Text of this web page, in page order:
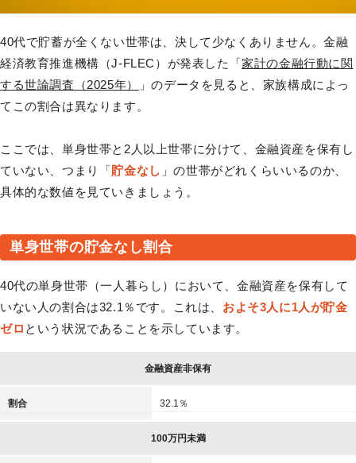
40代で貯蓄が全くない世帯は、決して少なくありません。金融
経済教育推進機構（J-FLEC）が発表した「家計の金融行動に関
する世論調査（2025年）
」のデータを見ると、家族構成によっ
てこの割合は異なります。
ここでは、単身世帯と2人以上世帯に分けて、金融資産を保有し
ていない、つまり「貯金なし 」の世帯がどれくらいいるのか、
具体的な数値を見ていきましょう。
単身世帯の貯金なし割合
40代の単身世帯（一人暮らし）において、金融資産を保有して
いない人の割合は32.1％です。これは、 およそ3人に1人が貯金
ゼロ という状況であることを示しています。
金融資産非保有
割合 32.1％
100万円未満